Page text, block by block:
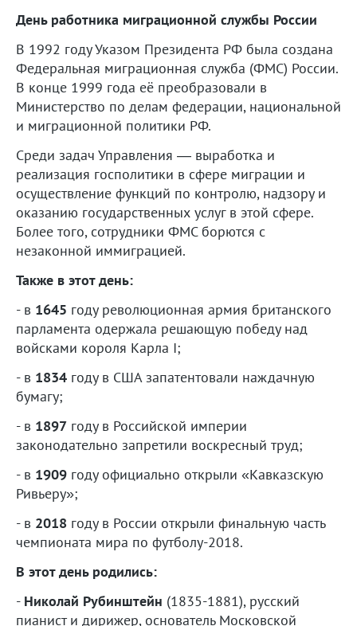
День работника миграционной службы России
В 1992 году Указом Президента РФ была создана
Федеральная миграционная служба (ФМС) России.
В конце 1999 года её преобразовали в
Министерство по делам федерации, национальной
и миграционной политики РФ.
Среди задач Управления — выработка и
реализация госполитики в сфере миграции и
осуществление функций по контролю, надзору и
оказанию государственных услуг в этой сфере.
Более того, сотрудники ФМС борются с
незаконной иммиграцией.
Также в этот день:
- в 1645 году революционная армия британского
парламента одержала решающую победу над
войсками короля Карла I;
- в 1834 году в США запатентовали наждачную
бумагу;
- в 1897 году в Российской империи
законодательно запретили воскресный труд;
- в 1909 году официально открыли «Кавказскую
Ривьеру»;
- в 2018 году в России открыли финальную часть
чемпионата мира по футболу-2018.
В этот день родились:
- Николай Рубинштейн (1835-1881), русский
пианист и дирижер, основатель Московской